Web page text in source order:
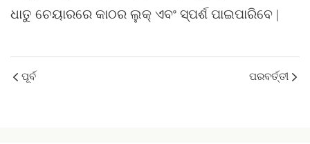
ଧାତୁ ଚେୟାରରେ କାଠର ଲୁକ୍ ଏବଂ ସ୍ପର୍ଶ ପାଇପାରିବେ |
ପୂର୍ବ ପରବର୍ତ୍ତୀ